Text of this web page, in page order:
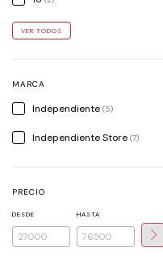
VER TODOS
MARCA
Independiente (5)
Independiente Store (7)
PRECIO
DESDE HASTA